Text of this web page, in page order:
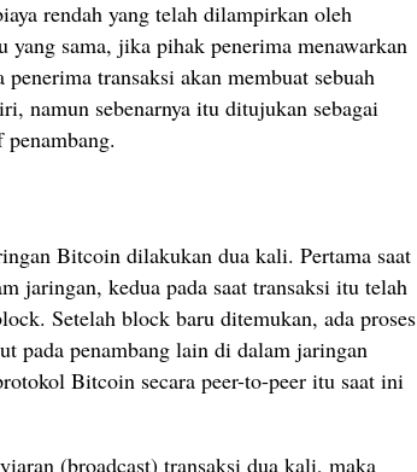
rendah yang telah dilampirkan oleh
sama, jika pihak penerima menawarkan
transaksi akan membuat sebuah
namun sebenarnya itu ditujukan sebagai
Bitcoin dilakukan dua kali. Pertama saat
jaringan, kedua pada saat transaksi itu telah
Setelah block baru ditemukan, ada proses
pada penambang lain di dalam jaringan
Bitcoin secara peer-to-peer itu saat ini
(broadcast) transaksi dua kali, maka